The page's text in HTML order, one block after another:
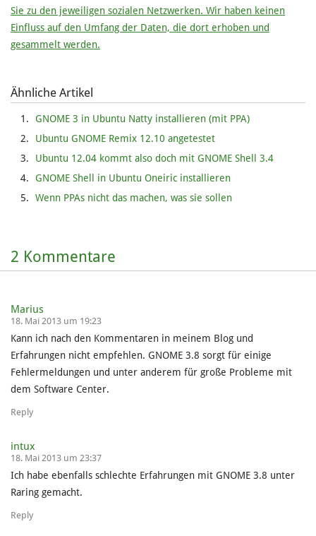
Sie zu den jeweiligen sozialen Netzwerken. Wir haben keinen
Einfluss auf den Umfang der Daten, die dort erhoben und
gesammelt werden.
Ähnliche Artikel
GNOME 3 in Ubuntu Natty installieren (mit PPA)
Ubuntu GNOME Remix 12.10 angetestet
Ubuntu 12.04 kommt also doch mit GNOME Shell 3.4
GNOME Shell in Ubuntu Oneiric installieren
Wenn PPAs nicht das machen, was sie sollen
2 Kommentare
Marius
18. Mai 2013 um 19:23
Kann ich nach den Kommentaren in meinem Blog und
Erfahrungen nicht empfehlen. GNOME 3.8 sorgt für einige
Fehlermeldungen und unter anderem für große Probleme mit
dem Software Center.
Reply
intux
18. Mai 2013 um 23:37
Ich habe ebenfalls schlechte Erfahrungen mit GNOME 3.8 unter
Raring gemacht.
Reply